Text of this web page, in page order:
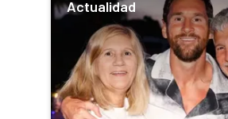
Actualidad